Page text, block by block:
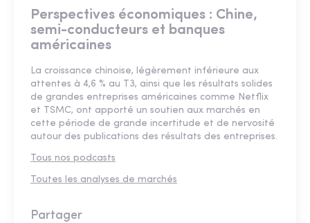
Perspectives économiques : Chine,
semi-conducteurs et banques
américaines
La croissance chinoise, légèrement inférieure aux
attentes à 4,6 % au T3, ainsi que les résultats solides
de grandes entreprises américaines comme Netflix
et TSMC, ont apporté un soutien aux marchés en
cette période de grande incertitude et de nervosité
autour des publications des résultats des entreprises.
Tous nos podcasts
Toutes les analyses de marchés
Partager